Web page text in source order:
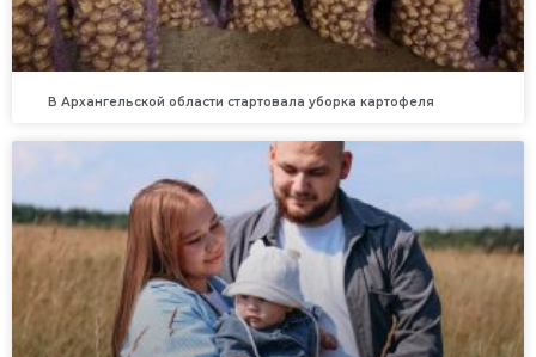
В Архангельской области стартовала уборка картофеля